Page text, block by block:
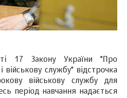
17 Закону України "Про
військову службу" відстрочка
військову службу для
період навчання надається